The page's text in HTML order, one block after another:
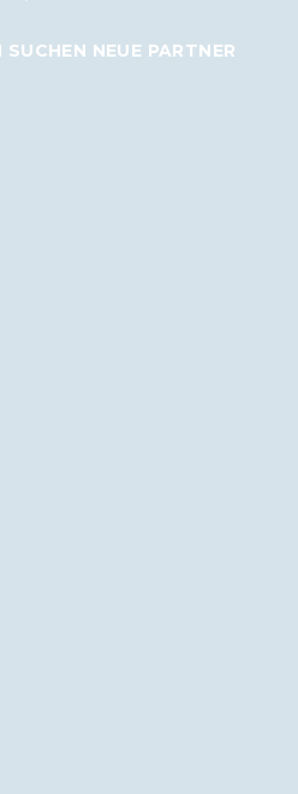
NEUE PARTNER